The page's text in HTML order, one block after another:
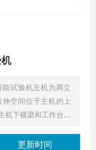
试验机主机为两立
空间位于主机的上
机下横梁和工作台之
具有测量精度高，可
更新时间